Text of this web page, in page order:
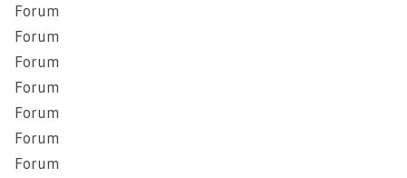
Forum
Forum
Forum
Forum
Forum
Forum
Forum